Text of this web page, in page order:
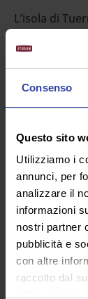
Consenso
Questo sito
Utilizziamo i
annunci, per
analizzare il
informazioni
nostri partner
pubblicità e
con altre
raccolto dal
L’isola di
diviene
e cioè un
Brecht
di eroi» ed
è solo un
difende non
anche la
appartenere
sineddoche
l’ha portata